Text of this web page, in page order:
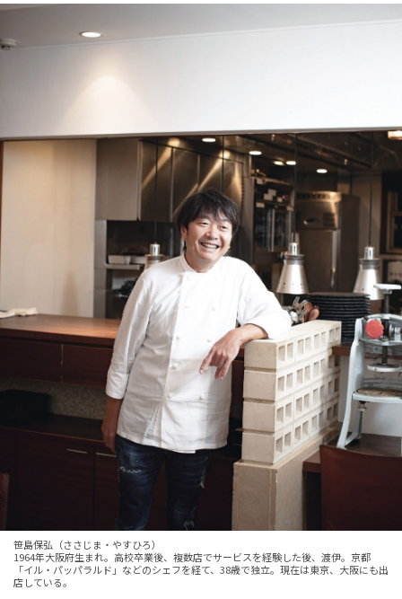
笹島保弘（ささじま・やすひろ）
1964年大阪府生まれ。高校卒業後、複数店でサービスを経験した後、渡伊。京都
「イル・パッパラルド」などのシェフを経て、38歳で独立。現在は東京、大阪にも出
店している。